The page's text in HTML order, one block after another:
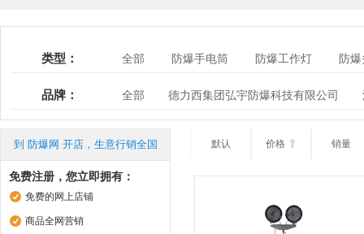
类型： 全部 防爆手电筒 防爆工作灯
防
品牌： 全部 德力西集团弘宇防爆科技有限公司
沈海防爆科技有限公司
金阳王科技股份有限
到 防爆网 开店，生意行销全国
免费注册，您立即拥有：
免费的网上店铺
商品全网营销
默认 价格  销量